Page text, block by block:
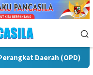
19, Plt Bupati Rejang